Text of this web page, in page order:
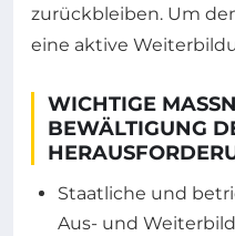
zurückbleiben. Um
eine aktive
WICHTIGE
EWÄLTIGUNG
Staatliche und
Aus- und